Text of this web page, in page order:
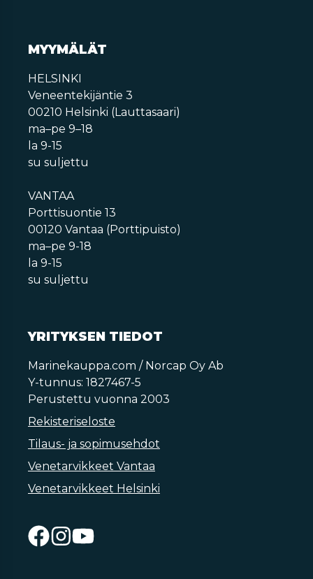
MYYMÄLÄT
HELSINKI
Veneentekijäntie 3
00210 Helsinki (Lauttasaari)
ma–pe 9–18
la 9-15
su suljettu
VANTAA
Porttisuontie 13
00120 Vantaa (Porttipuisto)
ma–pe 9-18
la 9-15
su suljettu
YRITYKSEN TIEDOT
Marinekauppa.com / Norcap Oy Ab
Y-tunnus: 1827467-5
Perustettu vuonna 2003
Rekisteriseloste
Tilaus- ja sopimusehdot
Venetarvikkeet Vantaa
Venetarvikkeet Helsinki